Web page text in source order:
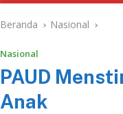
Beranda Nasional
Nasional
‎PAUD
Anak